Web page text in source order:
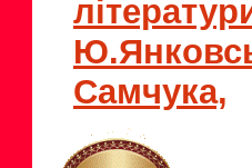
Самчука,